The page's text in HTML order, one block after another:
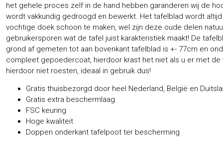
het gehele proces zelf in de hand hebben garanderen wij de
wordt vakkundig gedroogd en bewerkt. Het tafelblad wordt
vochtige doek schoon te maken, wel zijn deze oude delen
gebruikersporen wat de tafel juist karakteristiek maakt! De
grond af gemeten tot aan bovenkant tafelblad is +- 77cm en
compleet gepoedercoat, hierdoor krast het niet als u er met
hierdoor niet roesten, ideaal in gebruik dus!
Gratis thuisbezorgd door heel Nederland, België en
Gratis extra beschermlaag
FSC keuring
Hoge kwaliteit
Doppen onderkant tafelpoot ter bescherming